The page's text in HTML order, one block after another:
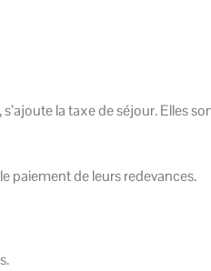
la taxe de séjour. Elles
paiement de leurs redevances.